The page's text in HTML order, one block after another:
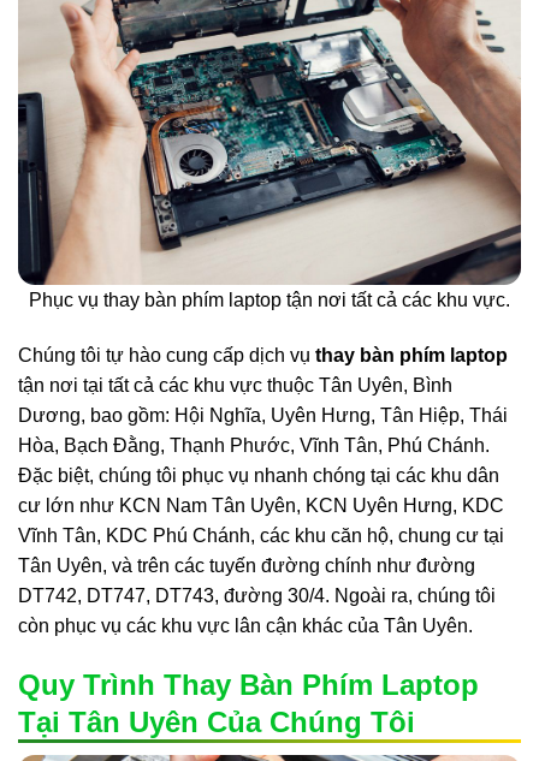
Phục vụ thay bàn phím laptop tận nơi tất cả các khu vực.
Chúng tôi tự hào cung cấp dịch vụ thay bàn phím laptop
tận nơi tại tất cả các khu vực thuộc Tân Uyên, Bình
Dương, bao gồm: Hội Nghĩa, Uyên Hưng, Tân Hiệp, Thái
Hòa, Bạch Đằng, Thạnh Phước, Vĩnh Tân, Phú Chánh.
Đặc biệt, chúng tôi phục vụ nhanh chóng tại các khu dân
cư lớn như KCN Nam Tân Uyên, KCN Uyên Hưng, KDC
Vĩnh Tân, KDC Phú Chánh, các khu căn hộ, chung cư tại
Tân Uyên, và trên các tuyến đường chính như đường
DT742, DT747, DT743, đường 30/4. Ngoài ra, chúng tôi
còn phục vụ các khu vực lân cận khác của Tân Uyên.
Quy Trình Thay Bàn Phím Laptop
Tại Tân Uyên Của Chúng Tôi